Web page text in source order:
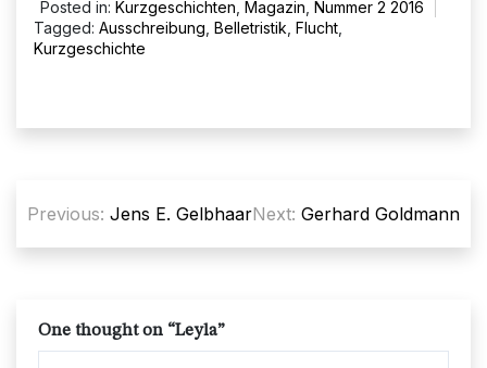
Posted in: Kurzgeschichten Magazin Nummer 2 2016
Tagged: Ausschreibung Belletristik Flucht
Kurzgeschichte
Previous: Jens E. GelbhaarNext: Gerhard Goldmann
One thought on “Leyla”